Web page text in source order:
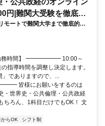
・公共政経のオンライン
円|難関大受験を徹底サ
モートで難関大学まで徹底的に
講師をしませんか？
時間】 ━━━━━━ 10:00～
指導時間を調整し決定します。
でありますので、...
様にお願いをするのは
・世界史・公共倫理・公共政経
ちろん、1科目だけでもOK！ 文
らOK シフト制